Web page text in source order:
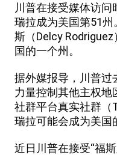
川普在接受媒体访问
瑞拉成为美国第51
斯（Delcy
国的一个州。
据外媒报导，川普过
力量控制其他主权地
社群平台真实社群（
瑞拉可能会成为美国
近日川普在接受“福